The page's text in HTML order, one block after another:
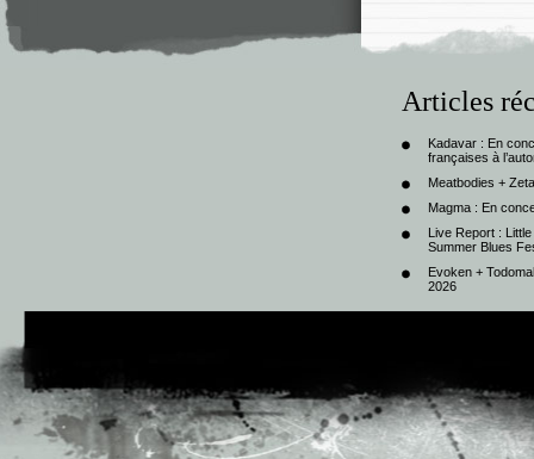
Articles
Kadavar : En
françaises à
Meatbodies +
Magma : En
Live Report :
Summer Blues
Evoken +
2026